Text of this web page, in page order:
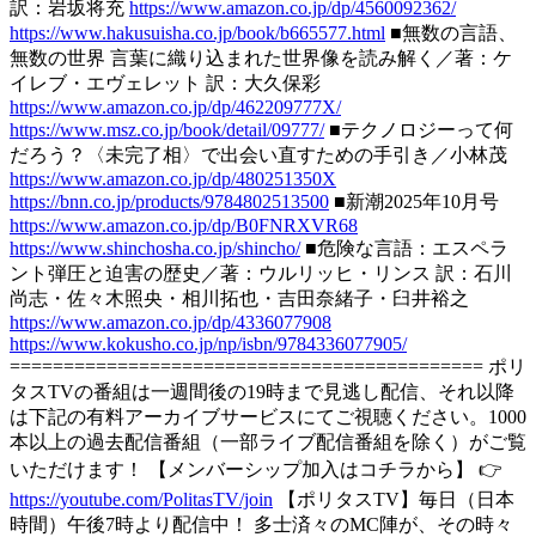
訳：岩坂将充 https://www.amazon.co.jp/dp/4560092362/
https://www.hakusuisha.co.jp/book/b665577.html ■無数の言語、
無数の世界 言葉に織り込まれた世界像を読み解く／著：ケ
イレブ・エヴェレット 訳：大久保彩
https://www.amazon.co.jp/dp/462209777X/
https://www.msz.co.jp/book/detail/09777/■テクノロジーって何
だろう？〈未完了相〉で出会い直すための手引き／小林茂
https://www.amazon.co.jp/dp/480251350X
https://bnn.co.jp/products/9784802513500 ■新潮2025年10月号
https://www.amazon.co.jp/dp/B0FNRXVR68
https://www.shinchosha.co.jp/shincho/■危険な言語：エスペラ
ント弾圧と迫害の歴史／著：ウルリッヒ・リンス 訳：石川
尚志・佐々木照央・相川拓也・吉田奈緒子・臼井裕之
https://www.amazon.co.jp/dp/4336077908
https://www.kokusho.co.jp/np/isbn/9784336077905/
============================================ ポリ
タスTVの番組は一週間後の19時まで見逃し配信、それ以降
は下記の有料アーカイブサービスにてご視聴ください。1000
本以上の過去配信番組（一部ライブ配信番組を除く）がご覧
いただけます！ 【メンバーシップ加入はコチラから】 👉
https://youtube.com/PolitasTV/join 【ポリタスTV】毎日（日本
時間）午後7時より配信中！ 多士済々のMC陣が、その時々